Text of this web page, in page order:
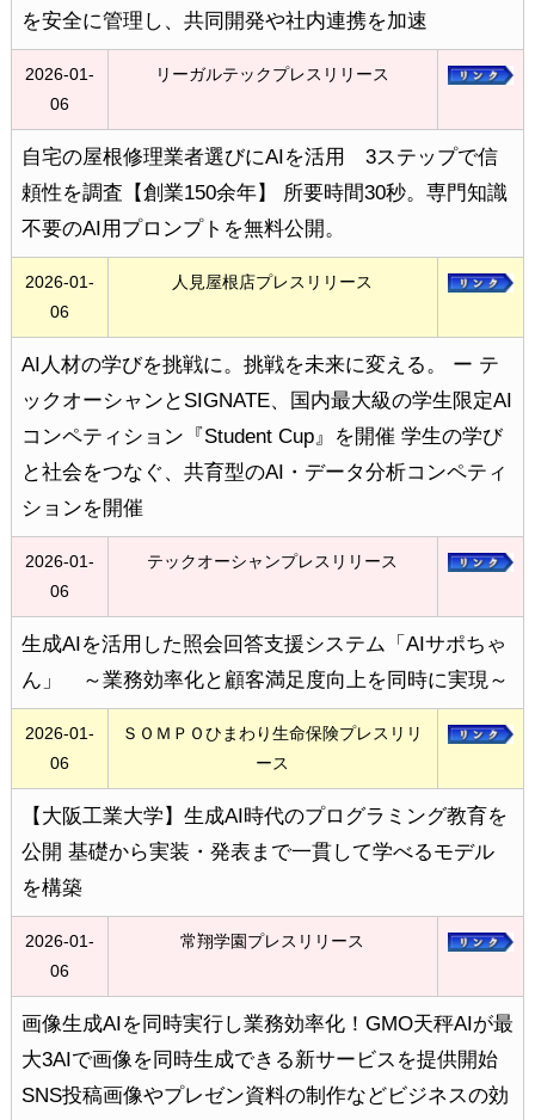
を安全に管理し、共同開発や社内連携を加速
2026-01-
06
リーガルテックプレスリリース
自宅の屋根修理業者選びにAIを活用 3ステップで信
頼性を調査【創業150余年】 所要時間30秒。専門知識
不要のAI用プロンプトを無料公開。
2026-01-
06
人見屋根店プレスリリース
AI人材の学びを挑戦に。挑戦を未来に変える。 ー テ
ックオーシャンとSIGNATE、国内最大級の学生限定AI
コンペティション『Student Cup』を開催 学生の学び
と社会をつなぐ、共育型のAI・データ分析コンペティ
ションを開催
2026-01-
06
テックオーシャンプレスリリース
生成AIを活用した照会回答支援システム「AIサポちゃ
ん」 ～業務効率化と顧客満足度向上を同時に実現～
2026-01-
06
ＳＯＭＰＯひまわり生命保険プレスリリ
ース
【大阪工業大学】生成AI時代のプログラミング教育を
公開 基礎から実装・発表まで一貫して学べるモデル
を構築
2026-01-
06
常翔学園プレスリリース
画像生成AIを同時実行し業務効率化！GMO天秤AIが最
大3AIで画像を同時生成できる新サービスを提供開始
SNS投稿画像やプレゼン資料の制作などビジネスの効